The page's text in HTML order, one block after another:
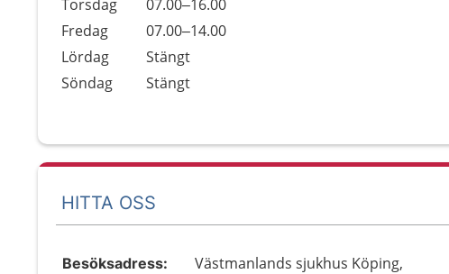
Torsdag
07.00–16.00
Fredag
07.00–14.00
Lördag
Stängt
Söndag
Stängt
HITTA OSS
Besöksadress:
Västmanlands sjukhus Köping,